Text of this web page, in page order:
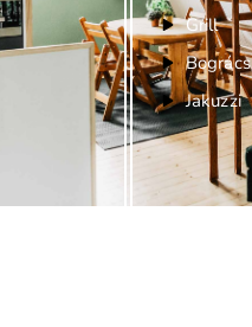
Grill
Bogrács
Jakuzzi